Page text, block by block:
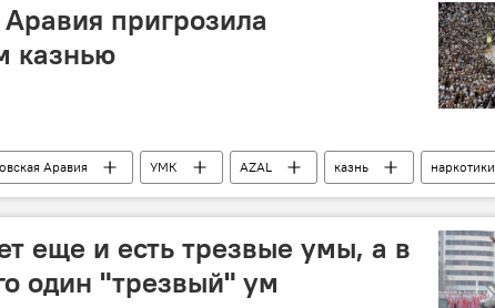
пригрозила
казнью
Аравия УМК AZAL казнь
наркотики
еще и есть трезвые умы, а в
один "трезвый" ум